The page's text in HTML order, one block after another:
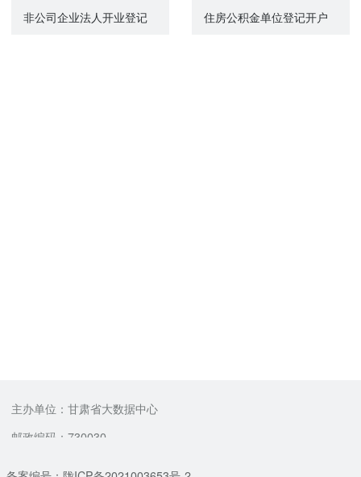
非公司企业法人开业登记 住房公积金单位登记开户
主办单位：甘肃省大数据中心
邮政编码：730030